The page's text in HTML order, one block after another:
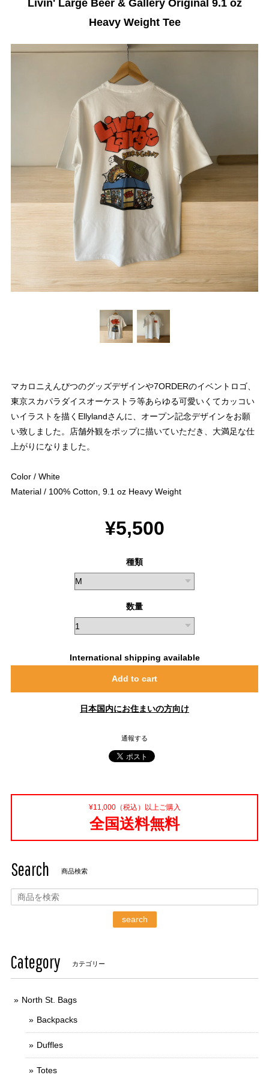
Livin' Large Beer & Gallery Original 9.1 oz
Heavy Weight Tee
マカロニえんぴつのグッズデザインや7ORDERのイベントロゴ、
東京スカパラダイスオーケストラ等あらゆる可愛いくてカッコい
いイラストを描くEllylandさんに、オープン記念デザインをお願
い致しました。店舗外観をポップに描いていただき、大満足な仕
上がりになりました。
Color / White
Material / 100% Cotton, 9.1 oz Heavy Weight
¥5,500
種類
数量
International shipping available
Add to cart
日本国内にお住まいの方向け
通報する
¥11,000（税込）以上ご購入
全国送料無料
Search 商品検索
search
Category カテゴリー
North St. Bags
Backpacks
Duffles
Totes